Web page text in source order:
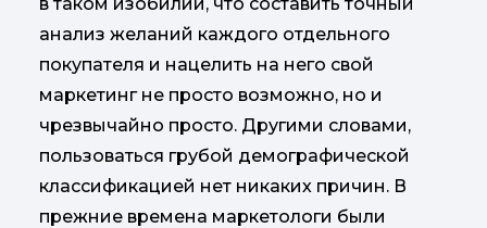
анализ желаний каждого отдельного
покупателя и нацелить на него свой
маркетинг не просто возможно, но и
чрезвычайно просто. Другими словами,
пользоваться грубой демографической
классификацией нет никаких причин. В
прежние времена маркетологи были